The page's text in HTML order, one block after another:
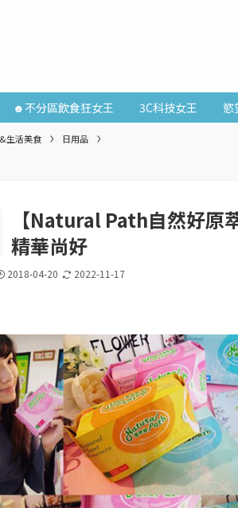
☻不分區飲食狂女王 3C科技女王 慾
生活美食 日用品
【Natural Path自然好原
精華尚好
2018-04-20 2022-11-17